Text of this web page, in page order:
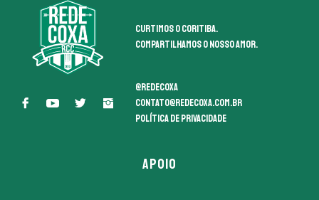
Curtimos o coritiba.
Compartilhamos o nosso amor.
@redecoxa
contato@redecoxa.com.br
Política de Privacidade
APOIO